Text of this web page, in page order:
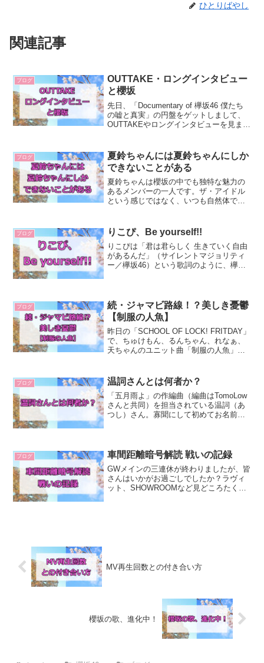
ひとりばやし
関連記事
ブログ
OUTTAKE・ロングインタビュー
と櫻坂
先日、「Documentary of 欅坂46 僕たち
の嘘と真実」の円盤をゲットしまして、
OUTTAKEやロングインタビューを見まし
坂とのつながりの部分を考えてみたい
と...
ブログ
夏鈴ちゃんには夏鈴ちゃんにしか
できないことがある
夏鈴ちゃんは櫻坂の中でも独特な魅力の
あるメンバーの一人です。ザ・アイドル
という感じではなく、いつも自然体でい
ループが引き寄せた宝物みたいなメンバ
ーです。夏鈴ちゃんはいつ...
ブログ りこぴ、Be yourself!!
りこぴは「君は君らしく 生きていく自由
があるんだ」（サイレントマジョリティ
ー／欅坂46）という歌詞のように、欅坂
ウケ」という言葉を...
ブログ
続・ジャマビ路線！？美しき憂鬱
【制服の人魚】
昨日の「SCHOOL OF LOCK! FRITDAY」
で、ちゅけもん、るんちゃん、れなぁ、
天ちゃんのユニット曲「制服の人魚」が
けもんは個人PVの経験が役立ったのでは
（...
ブログ 温詞さんとは何者か？
「五月雨よ」の作編曲（編曲はTomoLow
さんと共同）を担当されている温詞（あ
つし）さん。寡聞にして初めてお名前を
っしゃるのかなと、...
ブログ 車間距離暗号解読 戦いの記録
GWメインの三連休が終わりましたが、皆
さんはいかがお過ごしでしたか？ラヴィ
ット、SHOWROOMなど見どころたくさ
MV再生回数との付き合い方
櫻坂の歌、進化中！